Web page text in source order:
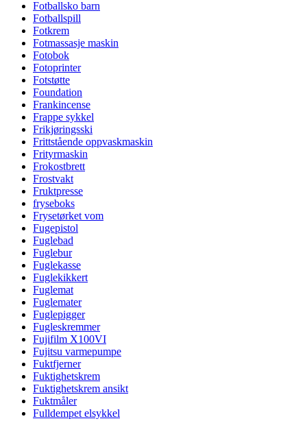
Fotballsko barn
Fotballspill
Fotkrem
Fotmassasje maskin
Fotobok
Fotoprinter
Fotstøtte
Foundation
Frankincense
Frappe sykkel
Frikjøringsski
Frittstående oppvaskmaskin
Frityrmaskin
Frokostbrett
Frostvakt
Fruktpresse
fryseboks
Frysetørket vom
Fugepistol
Fuglebad
Fuglebur
Fuglekasse
Fuglekikkert
Fuglemat
Fuglemater
Fuglepigger
Fugleskremmer
Fujifilm X100VI
Fujitsu varmepumpe
Fuktfjerner
Fuktighetskrem
Fuktighetskrem ansikt
Fuktmåler
Fulldempet elsykkel